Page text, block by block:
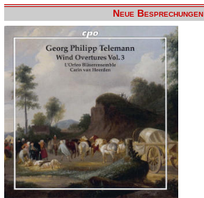
Neue Besprechungen